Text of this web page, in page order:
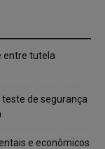
entre tutela
de segurança
e econômicos